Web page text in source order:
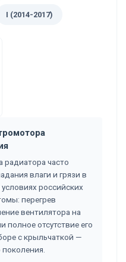
I (2014-2017)
радиатора часто
влаги и грязи в
российских
перегрев
вентилятора на
отсутствие его
с крыльчаткой —